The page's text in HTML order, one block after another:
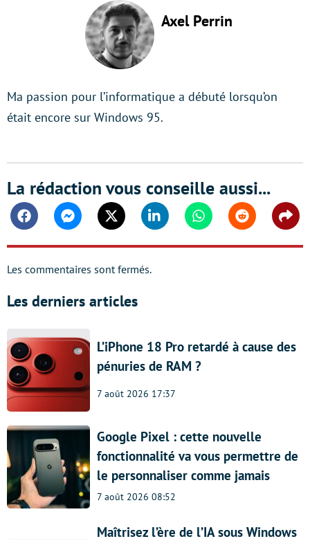
Axel Perrin
Ma passion pour l’informatique a débuté lorsqu’on
était encore sur Windows 95.
La rédaction vous conseille aussi...
FacebookMessengerTwitter Linkedin WhatsappReddit
Les commentaires sont fermés.
Les derniers articles
L’iPhone 18 Pro retardé à cause des
pénuries de RAM ?
7 août 2026 17:37
Google Pixel : cette nouvelle
fonctionnalité va vous permettre de
le personnaliser comme jamais
7 août 2026 08:52
Maîtrisez l’ère de l’IA sous Windows